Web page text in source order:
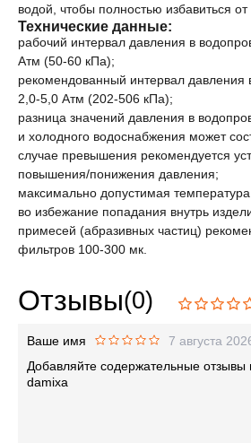
водой, чтобы полностью избавиться от
Технические данные:
рабочий интервал давления в
Атм (50-60 кПа);
рекомендованный интервал давления
2,0-5,0 Атм (202-506 кПа);
разница значений давления в
и холодного водоснабжения может
случае превышения рекомендуется
повышения/понижения давления;
максимально допустимая
во избежание попадания внутрь
примесей (абразивных частиц)
фильтров 100-300 мк.
Отзывы(0)
Ваше имя
7 августа
Добавляйте содержательные отзывы
damixa